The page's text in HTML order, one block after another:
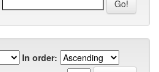
In order: